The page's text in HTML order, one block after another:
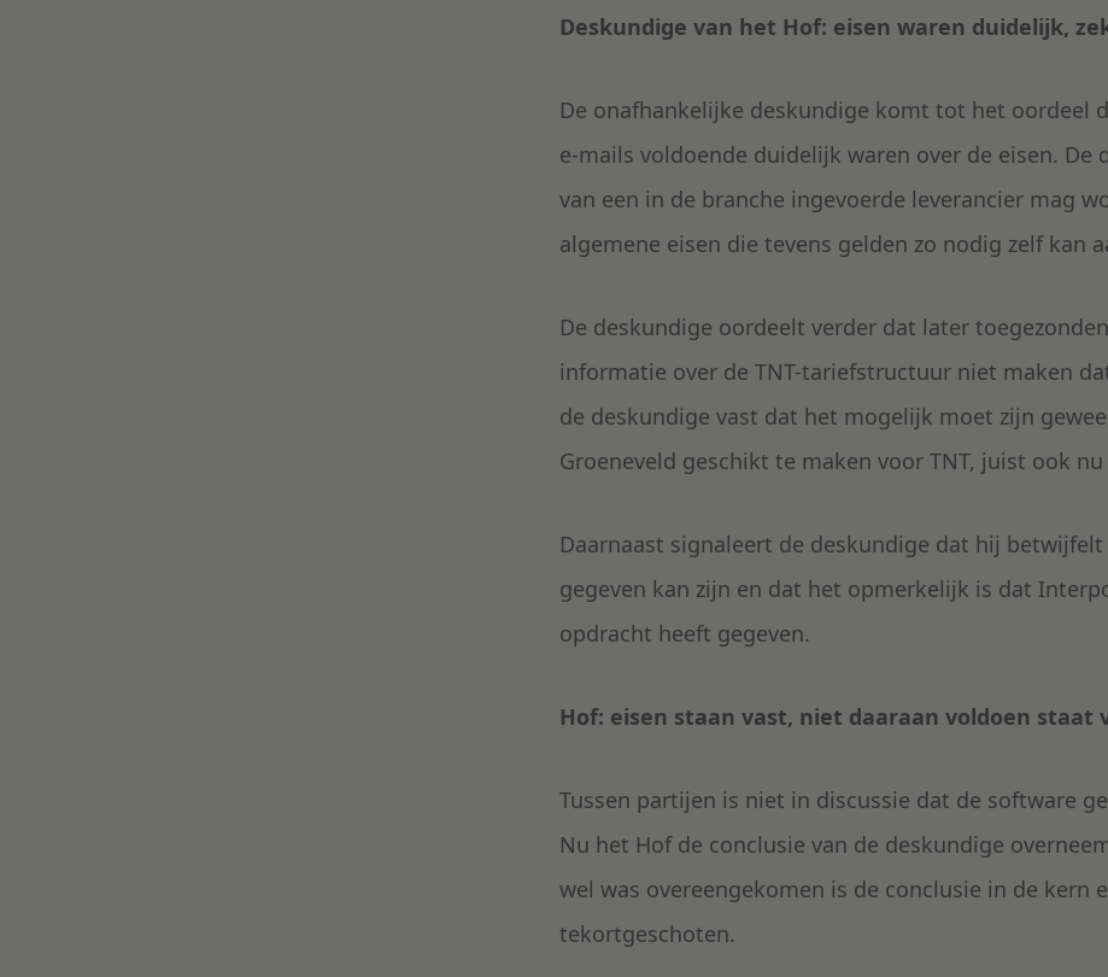
Deskundige van het Hof: eisen waren duidelijk,
De onafhankelijke deskundige komt tot het oordeel
e-mails voldoende duidelijk waren over de eisen.
van een in de branche ingevoerde leverancier mag
algemene eisen die tevens gelden zo nodig zelf kan
De deskundige oordeelt verder dat later
informatie over de TNT-tariefstructuur niet maken
de deskundige vast dat het mogelijk moet zijn
Groeneveld geschikt te maken voor TNT, juist ook
Daarnaast signaleert de deskundige dat hij
gegeven kan zijn en dat het opmerkelijk is dat
opdracht heeft gegeven.
Hof: eisen staan vast, niet daaraan voldoen
Tussen partijen is niet in discussie dat de software
Nu het Hof de conclusie van de deskundige
wel was overeengekomen is de conclusie in de kern
tekortgeschoten.